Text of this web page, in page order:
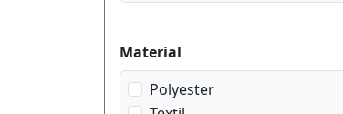
schwarz auf gelb
schwarz auf gold
geometrisch
Material
Polyester